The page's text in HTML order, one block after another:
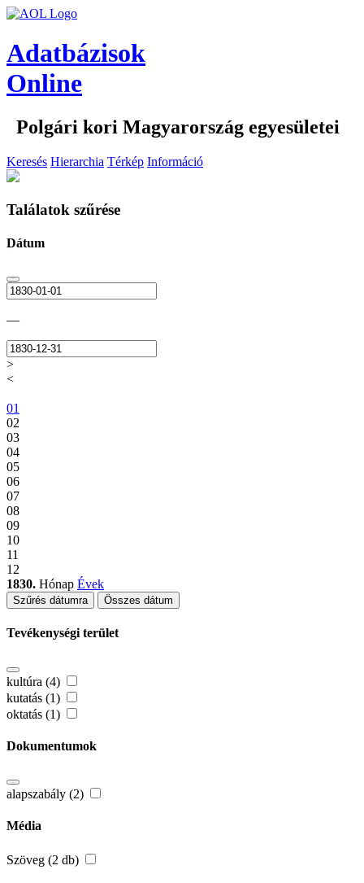
Adatbázisok
Online
Polgári kori Magyarország egyesületei
Keresés Hierarchia Térkép Információ
Találatok szűrése
Dátum
—
>
<
01
02
03
04
05
06
07
08
09
10
11
12
1830. Hónap Évek
Szűrés dátumra Összes dátum
Tevékenységi terület
kultúra (4)
kutatás (1)
oktatás (1)
Dokumentumok
alapszabály (2)
Média
Szöveg (2 db)